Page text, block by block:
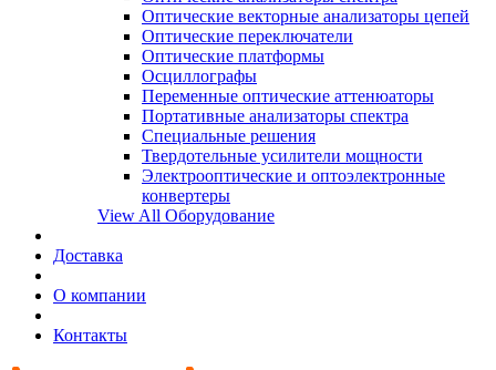
Оптические векторные анализаторы цепей
Оптические переключатели
Оптические платформы
Осциллографы
Переменные оптические аттенюаторы
Портативные анализаторы спектра
Специальные решения
Твердотельные усилители мощности
Электрооптические и оптоэлектронные
конвертеры
View All Оборудование
Доставка
О компании
Контакты